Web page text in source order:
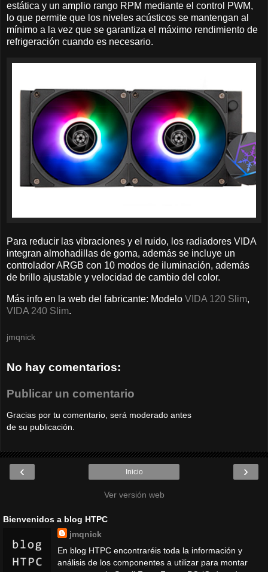
estática y un amplio rango RPM mediante el control PWM,
lo que permite que los niveles acústicos se mantengan al
mínimo a la vez que se garantiza el máximo rendimiento de
refrigeración cuando es necesario.
Para reducir las vibraciones y el ruido, los radiadores VIDA
integran almohadillas de goma, además se incluye un
controlador ARGB con 10 modos de iluminación, además
de brillo ajustable y velocidad de cambio del color.
Más info en la web del fabricante: Modelo VIDA 120 Slim,
VIDA 240 Slim.
jmqnick
No hay comentarios:
Publicar un comentario
Gracias por tu comentario, será moderado antes
de su publicación.
‹ ›
Inicio
Ver versión web
Bienvenidos a blog HTPC
jmqnick
En blog HTPC encontraréis toda la información y
análisis de los componentes a utilizar para montar